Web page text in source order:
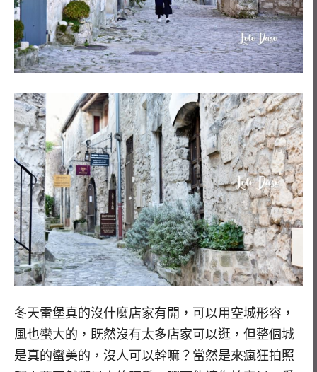
冬天雷堡真的沒什麼店家有開，可以用空城形容，
風也蠻大的，既然沒有太多店家可以逛，但整個城
是真的蠻美的，沒人可以幹嘛？當然是來瘋狂拍照